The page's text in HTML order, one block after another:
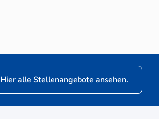
(m/w/d) für VW
Hier alle Stellenangebote ansehen.